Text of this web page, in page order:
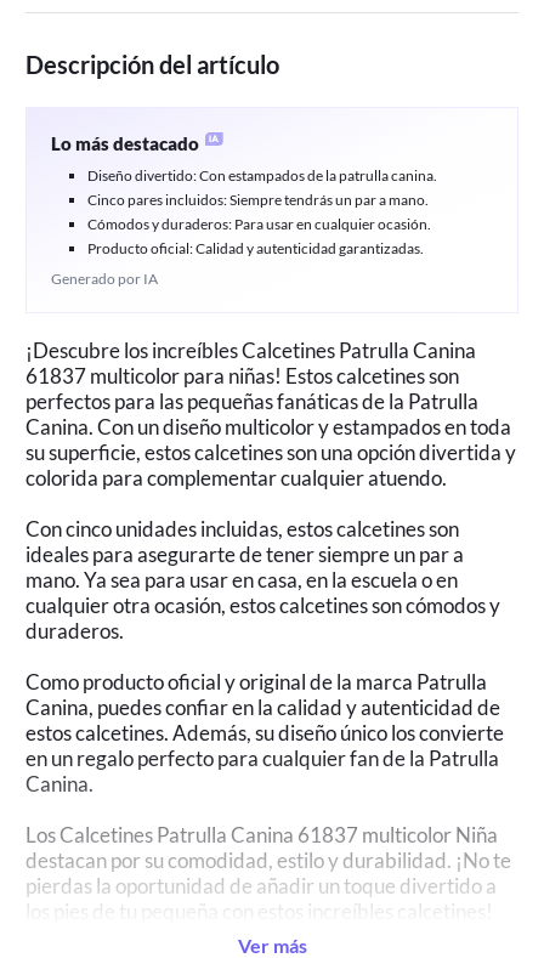
Descripción del artículo
Lo más destacado
Diseño divertido: Con estampados de la patrulla canina.
Cinco pares incluidos: Siempre tendrás un par a mano.
Cómodos y duraderos: Para usar en cualquier ocasión.
Producto oficial: Calidad y autenticidad garantizadas.
Generado por IA
¡Descubre los increíbles Calcetines Patrulla Canina
61837 multicolor para niñas! Estos calcetines son
perfectos para las pequeñas fanáticas de la Patrulla
Canina. Con un diseño multicolor y estampados en toda
su superficie, estos calcetines son una opción divertida y
colorida para complementar cualquier atuendo.
Con cinco unidades incluidas, estos calcetines son
ideales para asegurarte de tener siempre un par a
mano. Ya sea para usar en casa, en la escuela o en
cualquier otra ocasión, estos calcetines son cómodos y
duraderos.
Como producto oficial y original de la marca Patrulla
Canina, puedes confiar en la calidad y autenticidad de
estos calcetines. Además, su diseño único los convierte
en un regalo perfecto para cualquier fan de la Patrulla
Canina.
Los Calcetines Patrulla Canina 61837 multicolor Niña
destacan por su comodidad, estilo y durabilidad. ¡No te
pierdas la oportunidad de añadir un toque divertido a
los pies de tu pequeña con estos increíbles calcetines!
Ver más